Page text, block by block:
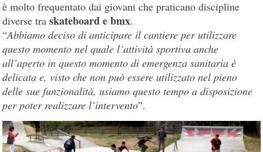
è molto frequentato dai giovani che praticano discipline
diverse traskateboard e bmx.
“Abbiamo deciso di anticipare il cantiere per utilizzare
questo momento nel quale l’attività sportiva anche
all’aperto in questo momento di emergenza sanitaria è
delicata e, visto che non può essere utilizzato nel pieno
delle sue funzionalità, usiamo questo tempo a disposizione
per poter realizzare l’intervento”.